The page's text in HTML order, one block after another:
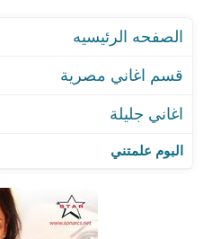
البوم علمتني
اغنية بحبك ولا داري